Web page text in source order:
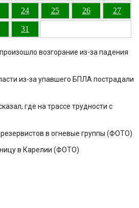
24 25 26 27
31
возгорание из-за падения
из-за упавшего БПЛА пострадали
где на трассе трудности с
в огневые группы (ФОТО)
в Карелии (ФОТО)